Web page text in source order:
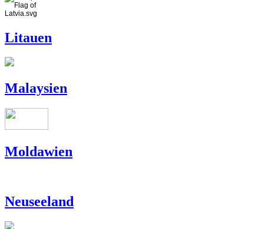
Litauen
Malaysien
Moldawien
Neuseeland